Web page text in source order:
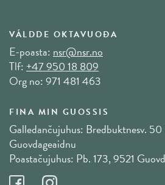
VÁLDDE OKTAVUOĐA
E-poasta:nsr@nsr.no
Tlf:+47 950 18 809
Org no: 971 481 463
FINA MIN GUOSSIS
Galledančujuhus: Bredbuktnesv.
Guovdageaidnu
Poastačujuhus: Pb. 173, 9521